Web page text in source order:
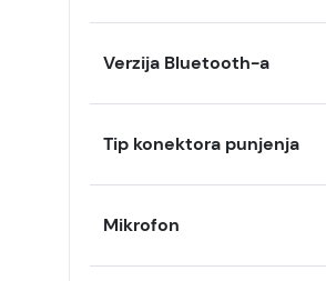
Verzija Bluetooth-a
Tip konektora punjenja
Mikrofon